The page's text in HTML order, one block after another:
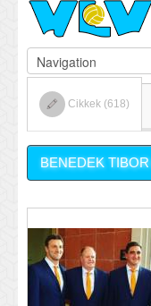
Cikkek (618)
BENEDEK TIBOR